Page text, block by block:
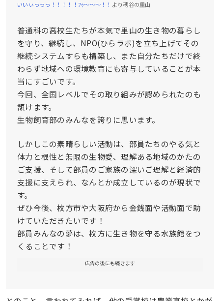
いいぃっっっ！！！！！ﾌｩ〜〜〜！！ より穂谷の里山
普通科の高校生たちが本気で里山の生き物の暮らし
を守り、継続し、NPO(ひらラボ)を立ち上げてその
継続システムすらも構築し、また自分たちだけで終
わらず地域への環境教育にも寄与していることが本
当にすごいです。
今回、全国レベルでその取り組みが認められたのも
頷けます。
生物飼育部のみんなを誇りに思います。
しかしこの素晴らしい活動は、部員たちのやる気と
体力と根性と無限の生物愛、理解ある地域のかたの
ご支援、そして部員のご家族の深いご理解と経済的
支援に支えられ、なんとか成立しているのが現状で
す。
ぜひ今後、枚方市や大阪府から金銭面や活動面で助
けていただきたいです！
部員みんなの夢は、枚方に生き物を守る水族館をつ
くることです！
広告の後にも続きます